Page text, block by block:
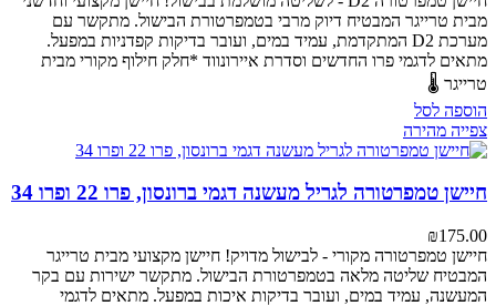
מבית טרייגר המבטיח דיוק מרבי בטמפרטורת הבישול. מתקשר עם
מערכת D2 המתקדמת, עמיד במים, ועובר בדיקות קפדניות במפעל.
מתאים לדגמי פרו החדשים וסדרת איירונווד *חלק חילוף מקורי מבית
טרייגר 🌡️
הוספה לסל
צפייה מהירה
חיישן טמפרטורה לגריל מעשנה דגמי ברונסון, פרו 22 ופרו 34
₪175.00
חיישן טמפרטורה מקורי - לבישול מדויק! חיישן מקצועי מבית טרייגר
המבטיח שליטה מלאה בטמפרטורת הבישול. מתקשר ישירות עם בקר
המעשנה, עמיד במים, ועובר בדיקות איכות במפעל. מתאים לדגמי